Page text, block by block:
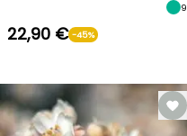
9
22,90 € -45%